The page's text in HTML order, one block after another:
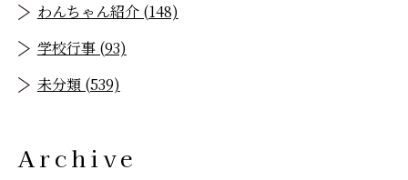
わんちゃん紹介 (148)
学校行事 (93)
未分類 (539)
Archive